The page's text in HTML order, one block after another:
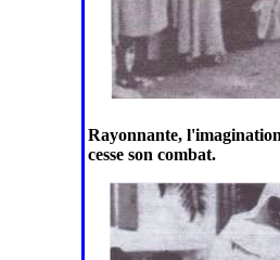
Rayonnante,
cesse son combat.